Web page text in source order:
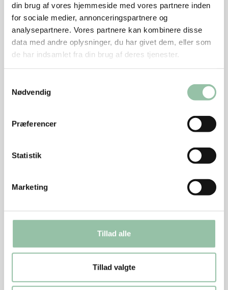
din brug af vores hjemmeside med vores partnere inden
for sociale medier, annonceringspartnere og
analysepartnere. Vores partnere kan kombinere disse
data med andre oplysninger, du har givet dem, eller som
de har indsamlet fra din brug af deres tjenester.
Nødvendig
Præferencer
Statistik
Marketing
Tillad alle
Tillad valgte
Læg anden med brystet nedad på risten over
bradepanden. Kom vandet i bradepanden. Stil anden
i ovnen ved 130 grader og lad anden stege ca. 2
timer. Vend anden med brystet opad og steg i 1½
time. Tjek om anden er gennemstegt ved at
er klar.
Snit kålen fint. Skær løg, appelsin uden skræl og
bradepande med svesker, smør i mindre stykker,
til anden de sidste ca. 50 minutter. Vend blandingen
Ovnstegt rødkål kan laves dagen i forvejen.